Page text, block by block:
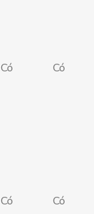
Có Có
Có Có